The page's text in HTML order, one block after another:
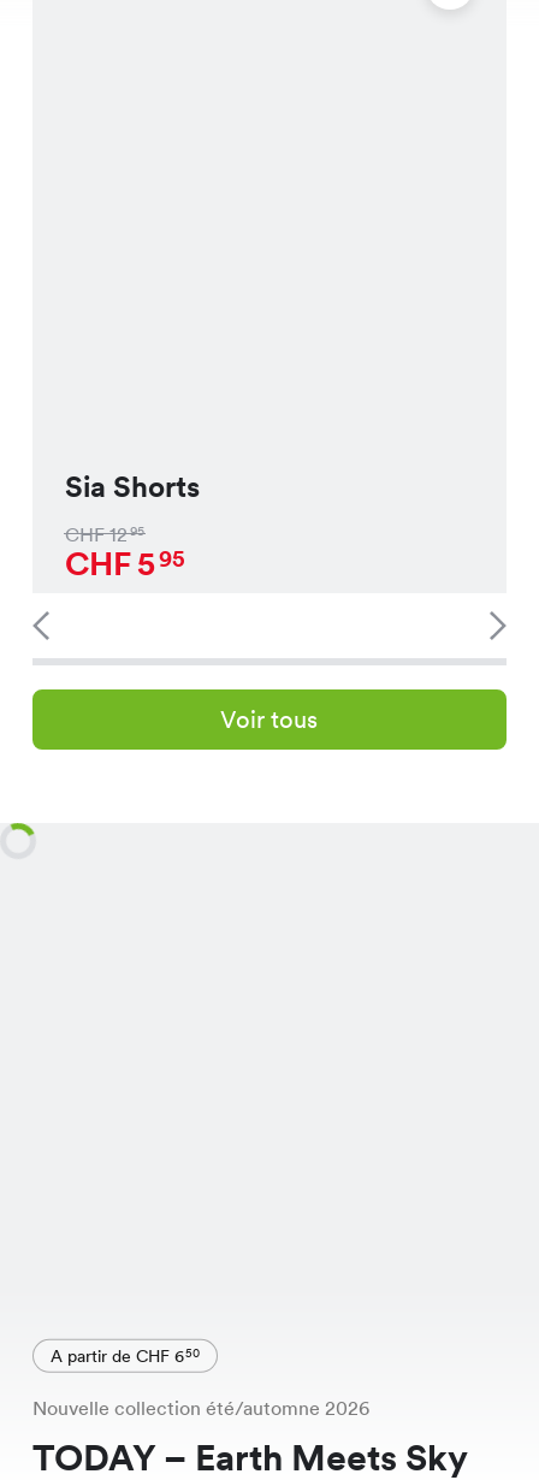
Sia Shorts
CHF1295
CHF595
Voir tous
A partir de CHF 650
Nouvelle collection été/automne 2026
TODAY – Earth Meets Sky